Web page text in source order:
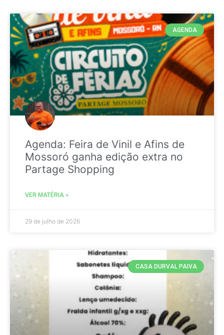
AGENDA
Agenda: Feira de Vinil e Afins de
Mossoró ganha edição extra no
Partage Shopping
VER MATÉRIA »
29 de julho de 2026
CASA DURVAL PAIVA